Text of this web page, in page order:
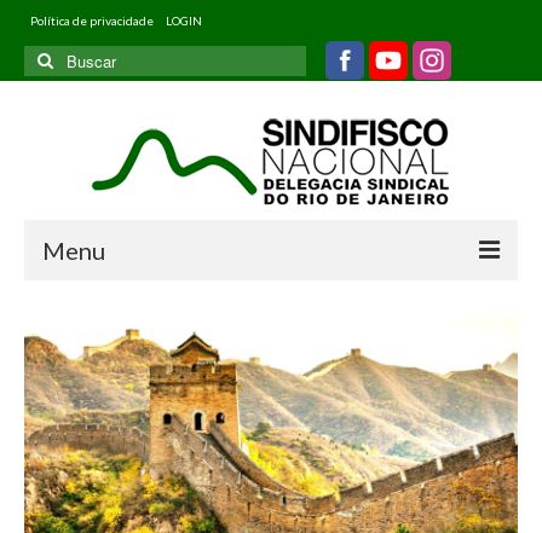
Política de privacidade LOGIN
Buscar
por:
Menu
Quem somos
Filiados
Informativos
Jurídico